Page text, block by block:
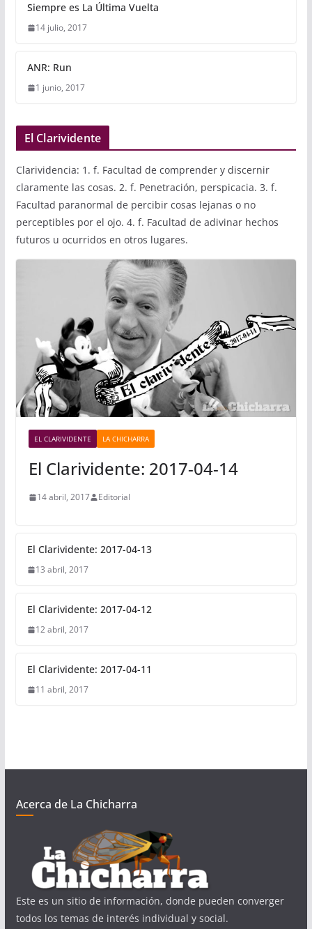
Siempre es La Última Vuelta
14 julio, 2017
ANR: Run
1 junio, 2017
El Clarividente
Clarividencia: 1. f. Facultad de comprender y discernir
claramente las cosas. 2. f. Penetración, perspicacia. 3. f.
Facultad paranormal de percibir cosas lejanas o no
perceptibles por el ojo. 4. f. Facultad de adivinar hechos
futuros u ocurridos en otros lugares.
EL CLARIVIDENTE LA CHICHARRA
El Clarividente: 2017-04-14
14 abril, 2017 Editorial
El Clarividente: 2017-04-13
13 abril, 2017
El Clarividente: 2017-04-12
12 abril, 2017
El Clarividente: 2017-04-11
11 abril, 2017
Acerca de La Chicharra
Este es un sitio de información, donde pueden converger
todos los temas de interés individual y social.